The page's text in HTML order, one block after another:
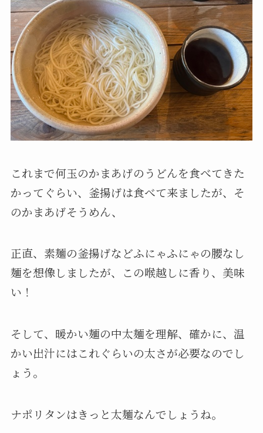
これまで何玉のかまあげのうどんを食べてきた
かってぐらい、釜揚げは食べて来ましたが、そ
のかまあげそうめん、
正直、素麺の釜揚げなどふにゃふにゃの腰なし
麺を想像しましたが、この喉越しに香り、美味
い！
そして、暖かい麺の中太麺を理解、確かに、温
かい出汁にはこれぐらいの太さが必要なのでし
ょう。
ナポリタンはきっと太麺なんでしょうね。